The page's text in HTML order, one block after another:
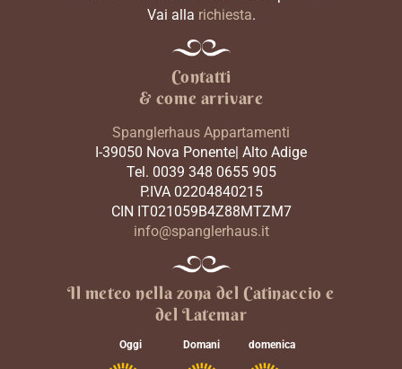
Vai alla richiesta.
Contatti
& come arrivare
Spanglerhaus Appartamenti
I-39050 Nova Ponente| Alto Adige
Tel. 0039 348 0655 905
P.IVA 02204840215
CIN IT021059B4Z88MTZM7
info@spanglerhaus.it
Il meteo nella zona del Catinaccio e
del Latemar
Oggi Domani domenica